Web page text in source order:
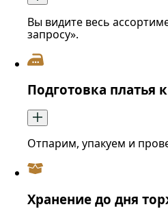
Вы видите весь
запросу».
Подготовка платья
Отпарим, упакуем и
Хранение до дня